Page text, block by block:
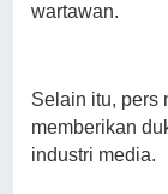
wartawan.
Selain itu, pers
memberikan
industri media.